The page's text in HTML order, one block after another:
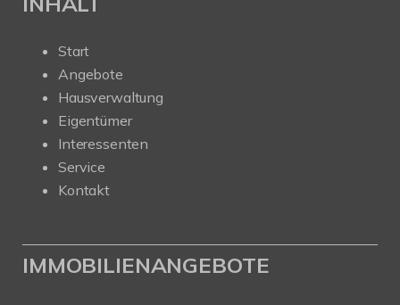
Start
Angebote
Hausverwaltung
Eigentümer
Interessenten
Service
Kontakt
IMMOBILIENANGEBOTE